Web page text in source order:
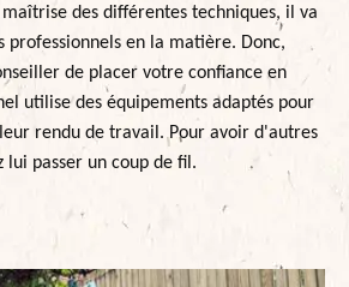
des différentes techniques, il va
en la matière. Donc,
de placer votre confiance en
utilise des équipements adaptés pour
rendu de travail. Pour avoir d'autres
passer un coup de fil.